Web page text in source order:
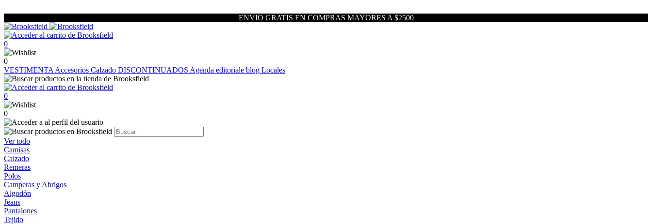
ENVIO GRATIS EN COMPRAS MAYORES A $2500
0
0
VESTIMENTA Accesorios Calzado DISCONTINUADOS Agenda editoriale blog Locales
0
0
Ver todo
Camisas
Calzado
Remeras
Polos
Camperas y Abrigos
Algodón
Jeans
Pantalones
Tejido